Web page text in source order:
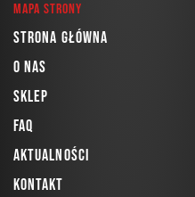
Mapa strony
Strona główna
O nas
Sklep
FAQ
Aktualności
Kontakt